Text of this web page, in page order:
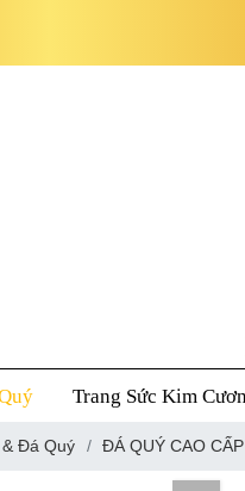
Trang Sức Kim
Đá Quý ĐÁ QUÝ CAO CẤP